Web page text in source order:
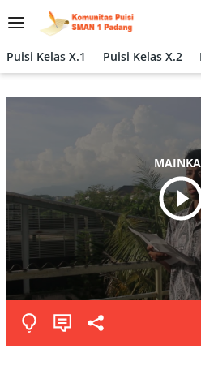
Langsung
ke
Puisi Kelas X.1
Puisi Kelas X.2